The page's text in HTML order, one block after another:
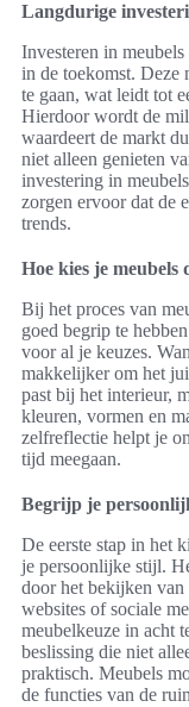
Langdurige
Investeren in
in de toekomst. Deze
te gaan, wat leidt tot
Hierdoor wordt de
waardeert de markt
niet alleen genieten
investering in
zorgen ervoor dat de
trends.
Hoe kies je meubels
Bij het proces van
goed begrip te
voor al je keuzes.
makkelijker om het
past bij het interieur,
kleuren, vormen en
zelfreflectie helpt je
tijd meegaan.
Begrijp je
De eerste stap in het
je persoonlijke stijl.
door het bekijken
websites of sociale
meubelkeuze in acht
beslissing die niet
praktisch. Meubels
de functies van de